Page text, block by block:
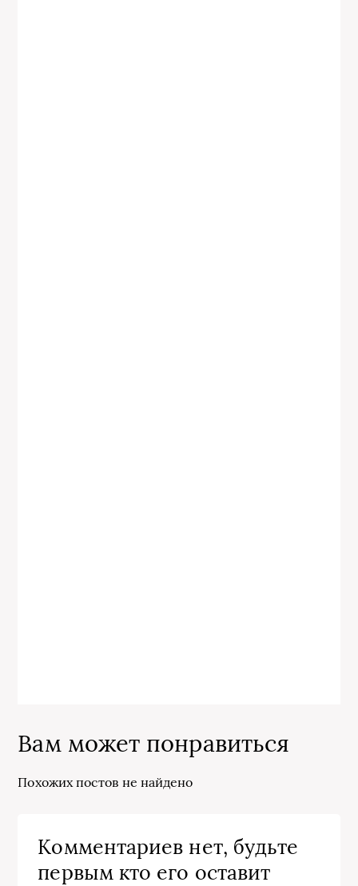
Вам может понравиться
Похожих постов не найдено
Комментариев нет, будьте
первым кто его оставит